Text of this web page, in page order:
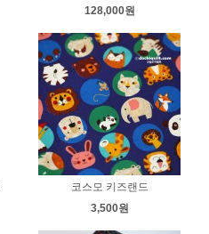
128,000원
코스모 키즈랜드
3,500원